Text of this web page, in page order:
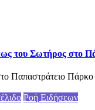
του Σωτήρος στο
Ροή Ειδήσεων